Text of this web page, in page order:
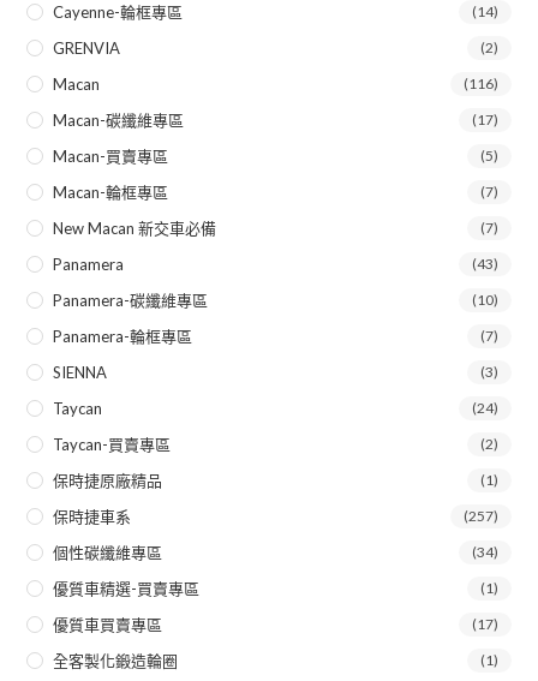
Cayenne-輪框專區 (14)
GRENVIA (2)
Macan (116)
Macan-碳纖維專區 (17)
Macan-買賣專區 (5)
Macan-輪框專區 (7)
New Macan 新交車必備 (7)
Panamera (43)
Panamera-碳纖維專區 (10)
Panamera-輪框專區 (7)
SIENNA (3)
Taycan (24)
Taycan-買賣專區 (2)
保時捷原廠精品 (1)
保時捷車系 (257)
個性碳纖維專區 (34)
優質車精選-買賣專區 (1)
優質車買賣專區 (17)
全客製化鍛造輪圈 (1)